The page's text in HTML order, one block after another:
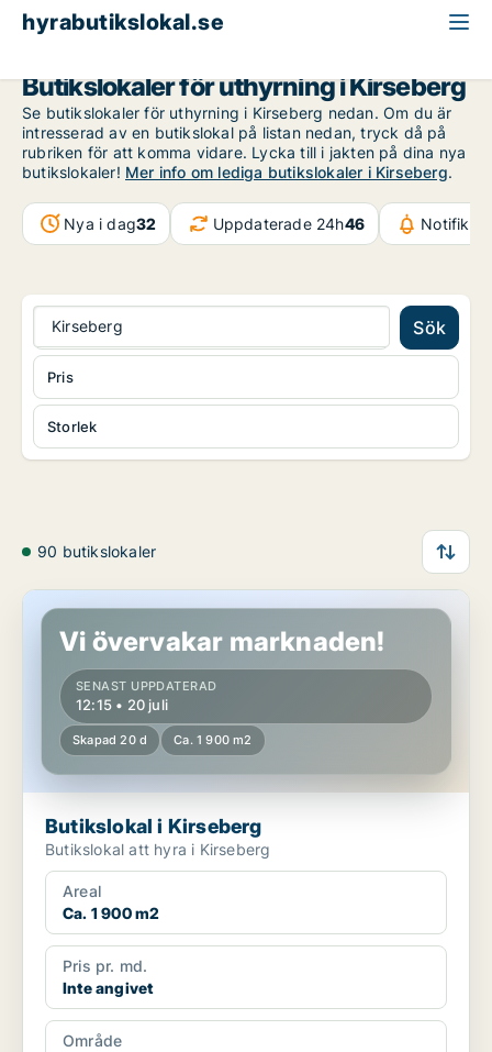
hyrabutikslokal.se
Butikslokaler för uthyrning i Kirseberg
Se butikslokaler för uthyrning i Kirseberg nedan. Om du är
intresserad av en butikslokal på listan nedan, tryck då på
rubriken för att komma vidare. Lycka till i jakten på dina nya
butikslokaler! Mer info om lediga butikslokaler i Kirseberg.
Nya i dag32 Uppdaterade 24h46
Kirseberg Sök
Storlek
Pris
90 butikslokaler
Butikslokal i Kirseberg
Vi övervakar marknaden!
SENAST UPPDATERAD
12:15 • 20 juli
Skapad 20 d Ca. 1 900 m2
Butikslokal i Kirseberg
Butikslokal att hyra i Kirseberg
Areal
Ca. 1 900 m2
Pris pr. md.
Inte angivet
Område